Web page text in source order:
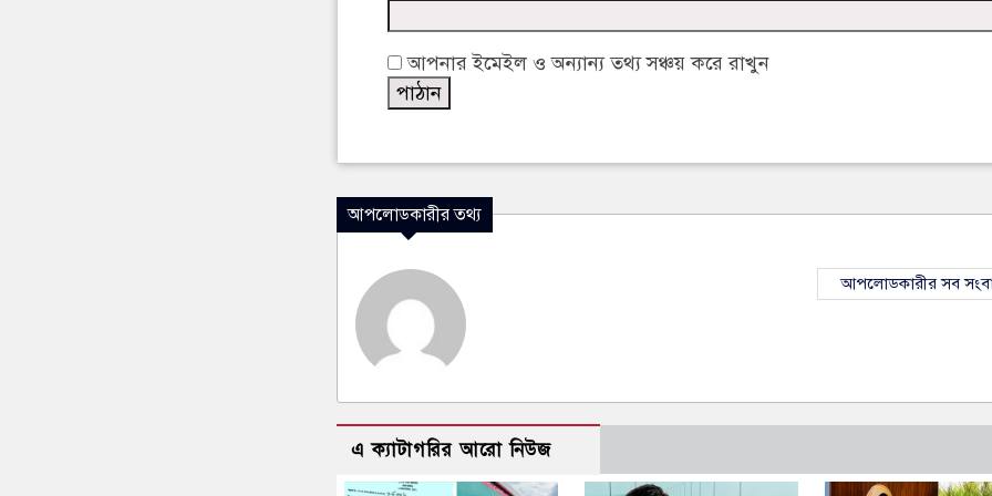
আপনার ইমেইল ও অন্যান্য তথ্য সঞ্চয় করে রাখুন
আপলোডকারীর তথ্য
আপলোডকারীর সব
এ ক্যাটাগরির আরো নিউজ